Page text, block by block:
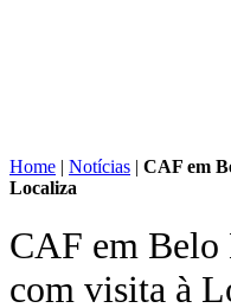
Home | Notícias | CAF em
Localiza
CAF em Belo
com visita à